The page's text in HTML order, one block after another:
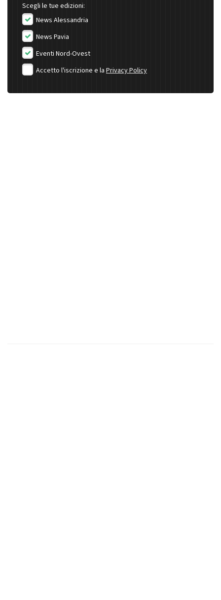
Scegli le tue edizioni:
News Alessandria
News Pavia
Eventi Nord-Ovest
Accetto l'iscrizione e la Privacy Policy